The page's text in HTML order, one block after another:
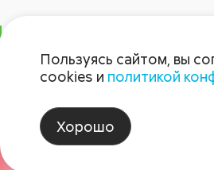
Пользуясь сайтом, вы
cookies и политикой
Хорошо